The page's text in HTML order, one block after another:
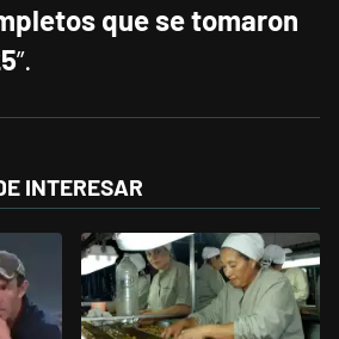
que se tomaron
”.
INTERESAR